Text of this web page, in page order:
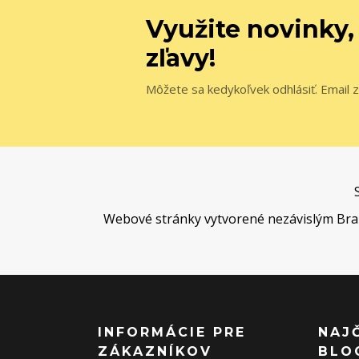
Využite novinky,
zľavy!
Môžete sa kedykoľvek odhlásiť. Email
Webové stránky vytvorené nezávislým
INFORMÁCIE PRE
ZÁKAZNÍKOV